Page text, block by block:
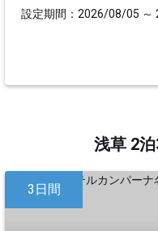
設定期間：2026/08/05 ～
浅草 2
3日間